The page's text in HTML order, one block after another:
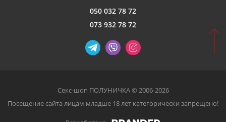
050 032 78 72
073 932 78 72
Секс-шоп ПОЛУНИЧКА © 2006-2026
Посещение сайта лицам младше 18 лет категорически запрещено!